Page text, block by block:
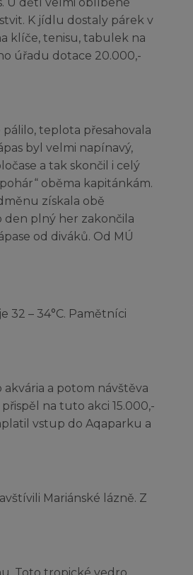
U dětí velmi oblíbené
K jídlu dostaly párek v
klíče, tenisu, tabulek na
úřadu dotace 20.000,-
teplota přesahovala
byl velmi napínavý,
a tak skončil i celý
oběma kapitánkám.
získala obě
den plný her zakončila
od diváků. Od MÚ
32 – 34°C. Pamětníci
a potom návštěva
na tuto akci 15.000,-
vstup do Aqaparku a
Mariánské lázně. Z